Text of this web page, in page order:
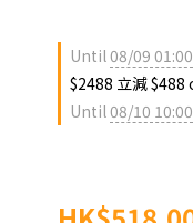
Until08/09 01:00
$2488 立減
Until08/10 10:00